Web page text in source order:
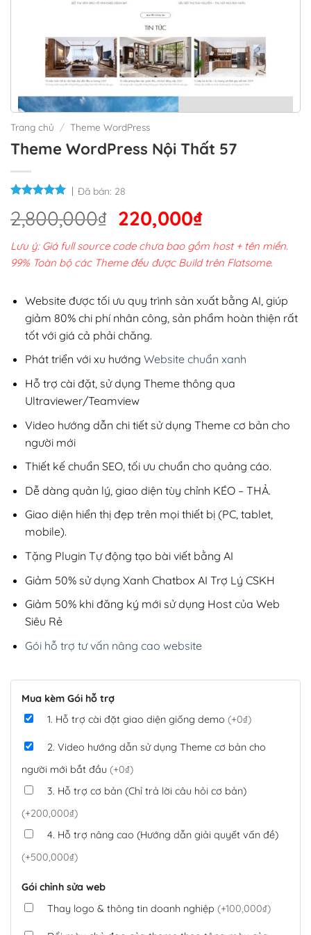
Trang chủ / Theme WordPress
Theme WordPress Nội Thất 57
Đã bán: 28
2,800,000₫ Giá
gốc
là:
2,800,000₫.
220,000₫Giá
hiện
tại
220,000₫.
Lưu ý: Giá full source code chưa bao gồm host + tên miền.
99% Toàn bộ các Theme đều được Build trên Flatsome.
Website được tối ưu quy trình sản xuất bằng AI, giúp
giảm 80% chi phí nhân công, sản phẩm hoàn thiện rất
tốt với giá cả phải chăng.
Phát triển với xu hướng Website chuẩn xanh
Hỗ trợ cài đặt, sử dụng Theme thông qua
Ultraviewer/Teamview
Video hướng dẫn chi tiết sử dụng Theme cơ bản cho
người mới
Thiết kế chuẩn SEO, tối ưu chuẩn cho quảng cáo.
Dễ dàng quản lý, giao diện tùy chỉnh KÉO – THẢ.
Giao diện hiển thị đẹp trên mọi thiết bị (PC, tablet,
mobile).
Tặng Plugin Tự động tạo bài viết bằng AI
Giảm 50% sử dụng Xanh Chatbox AI Trợ Lý CSKH
Giảm 50% khi đăng ký mới sử dụng Host của Web
Siêu Rẻ
Gói hỗ trợ tư vấn nâng cao website
Mua kèm Gói hỗ trợ
1. Hỗ trợ cài đặt giao diện giống demo (+0₫)
2. Video hướng dẫn sử dụng Theme cơ bản cho
người mới bắt đầu (+0₫)
3. Hỗ trợ cơ bản (Chỉ trả lời câu hỏi cơ bản)
(+200,000₫)
4. Hỗ trợ nâng cao (Hướng dẫn giải quyết vấn đề)
(+500,000₫)
Gói chỉnh sửa web
Thay logo & thông tin doanh nghiệp (+100,000₫)